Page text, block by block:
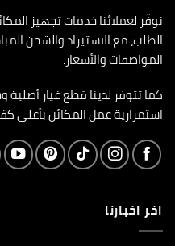
نوفّر لعملائنا خدمات تجهيز
الطلب، مع الاستيراد والشحن
المواصفات والأسعار.
كما تتوفر لدينا قطع غيار
استمرارية عمل المكائن بأعلى
اخر اخبارنا